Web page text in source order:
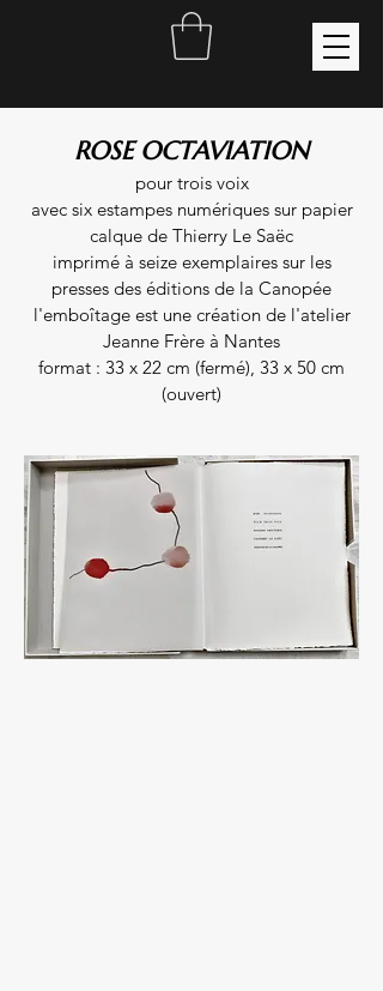
ROSE OCTAVIATION
pour trois voix
avec six estampes numériques sur papier
calque de Thierry Le Saëc
imprimé à seize exemplaires sur les
presses des éditions de la Canopée
l'emboîtage est une création de l'atelier
Jeanne Frère à Nantes
format : 33 x 22 cm (fermé), 33 x 50 cm
(ouvert)